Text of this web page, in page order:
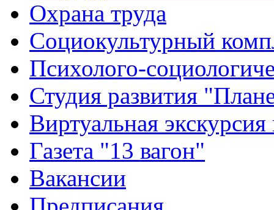
Охрана труда
Социокультурный
Психолого-
Студия развития
Виртуальная
Газета "13 вагон"
Вакансии